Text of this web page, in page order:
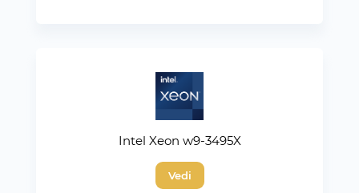
Intel Xeon w9-3495X
Vedi